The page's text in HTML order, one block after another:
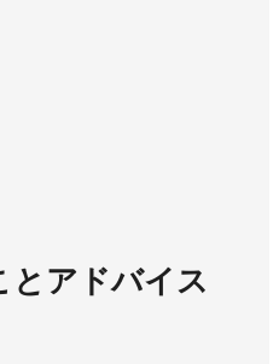
とアドバイス